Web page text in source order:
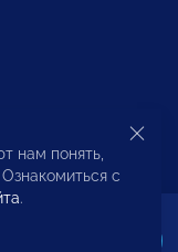
Protection
нам понять,
с
.